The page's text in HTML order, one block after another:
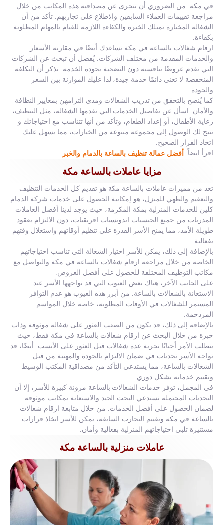
في مكة. من الضروري أن تتحرى عن مصداقية هذه المكاتب من خلال
مراجعة تقييمات العملاء السابقين والاطلاع على تجاربهم. تأكد من أن
الشغالة المختارة تمتلك الخبرة والكفاءة اللازمة للقيام بالمهام المطلوبة
بكفاءة.
ارقام شغالات بالساعة في مكة تساعدك أيضًا في مقارنة الأسعار
والخدمات المقدمة من مختلف الشركات. يُفضل أن تبحث عن الشركات
التي تقدم عروضًا تنافسية دون التضحية بجودة الخدمة. تذكر أن التكلفة
المنخفضة لا تعني دائمًا خدمة جيدة، لذا عليك الموازنة بين السعر
والجودة.
كما يُنصح بالتحقق من تدريب الشغالات ومدى التزامهن بمعايير النظافة
والأمان. اسأل عن تفاصيل الخدمات التي تقدمها الشغالة، مثل التنظيف،
رعاية الأطفال، أو إعداد الطعام، وتأكد من أنها تتناسب مع احتياجاتك و
تتيح لك الوصول إلى مجموعة متنوعة من الخيارات، مما يسهل عليك
اتخاذ القرار الصحيح.
اقرأ ايضاً: أفضل عمالة تنظيف بالساعة بالدمام والخبر
مزايا عاملات بالساعة مكة
تعد من مميزات عاملات بالساعة مكة هو تقديم كل الخدمات التنظيف
والتعقيم والطهي للمنزل، هو إمكانية الحصول على خدمات شركة الدمام
كلين للخدمات المنزلية بمكة المكرمة، حيث يوجد لدينا أفضل العاملات
المدربات من جميع الجنسيات اندونسيات افريقيات، دون الالتزام بعقود
طويلة الأمد، مما يمنح الأسر القدرة على تنظيم أوقاتهم واستغلال وقتهم
بفعالية.
بالإضافة إلى ذلك، يمكن للأسر اختيار الشغالة التي تناسب احتياجاتهم
الخاصة من خلال مراجعة ارقام شغالات بالساعة في مكة والتواصل مع
مكاتب التوظيف المختلفة للحصول على أفضل العروض.
على الجانب الآخر، هناك بعض العيوب التي قد تواجهها الأسر عند
الاستعانة بالشغالات بالساعة. من أبرز هذه العيوب هو عدم التوافر
المستمر للشغالات في الأوقات المطلوبة، خاصة خلال المواسم
المزدحمة.
بالإضافة إلى ذلك، قد يكون من الصعب العثور على شغالة موثوقة وذات
خبرة من خلال البحث عن ارقام شغالات بالساعة في مكة فقط، حيث
يتطلب الأمر أحيانًا تجربة عدة شغالات قبل العثور على الأنسب. أيضًا، قد
تواجه الأسر تحديات في ضمان الالتزام بالجودة والمهنية من قبل
الشغالات بالساعة، مما يستدعي التأكد من مصداقية المكتب الوسيط
وتقييم خدماته بشكل دوري.
في المجمل، توفر خدمات الشغالات بالساعة مرونة كبيرة للأسر، إلا أن
التحديات المحتملة تستدعي البحث الجيد والاستعانة بمكاتب موثوقة
لضمان الحصول على أفضل الخدمات. من خلال متابعة ارقام شغالات
بالساعة في مكة وتقييم التجارب السابقة، يمكن للأسر اتخاذ قرارات
مستنيرة تلبي احتياجاتهم المنزلية بفعالية وأمان.
عاملات منزلية بالساعة مكة